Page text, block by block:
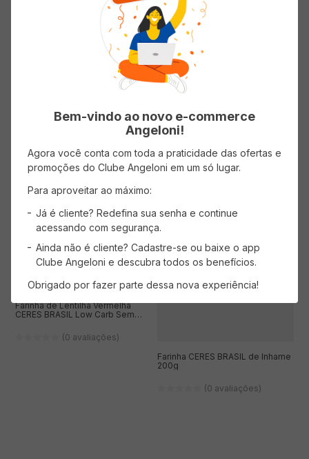
Grão de Bico CERES BRASIL
Produtos Artesanais sem Glúten,
sem Lactose e Vegano 400g
(0 avaliações)
AVISE-ME
Lentilha Amarela CERES BRASIL
Low Carb Sem Glúten 400g
AVISE-ME
Farinha de Lentilha Vermelha
CERES BRASIL Low Carb Sem
(0 avaliações)
Farinha CERES BRASIL de Inhame
200g
(0 avaliações)
Bem-vindo ao novo e-commerce
Angeloni!
Agora você conta com toda a praticidade das ofertas e
promoções do Clube Angeloni em um só lugar.
Para aproveitar ao máximo:
Já é cliente? Redefina sua senha e continue
acessando com segurança.
Ainda não é cliente? Cadastre-se ou baixe o app
Clube Angeloni e descubra todos os benefícios.
Obrigado por fazer parte dessa nova experiência!